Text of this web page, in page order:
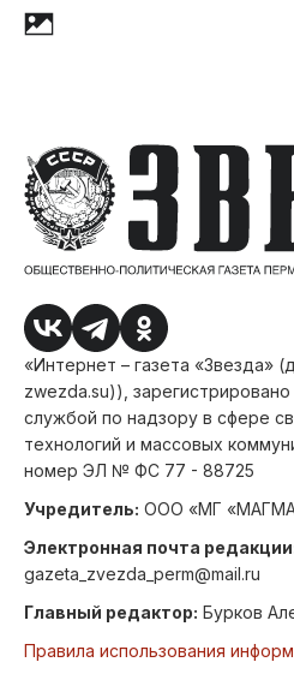
«Интернет – газета «Звезда»
zwezda.su)),
службой по надзору в сфере
технологий и массовых
номер ЭЛ № ФС 77 - 88725
Учредитель: ООО «МГ
Электронная почта
gazeta_zvezda_perm@mail.ru
Главный редактор: Бурков
Правила использования